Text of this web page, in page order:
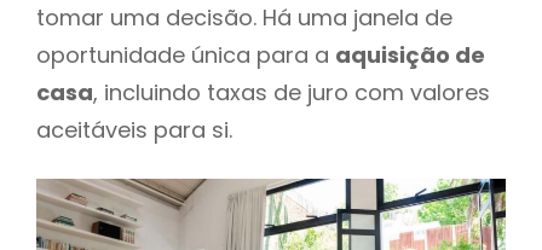
tomar uma decisão. Há uma janela de
oportunidade única para a aquisição de
casa, incluindo taxas de juro com valores
aceitáveis para si.